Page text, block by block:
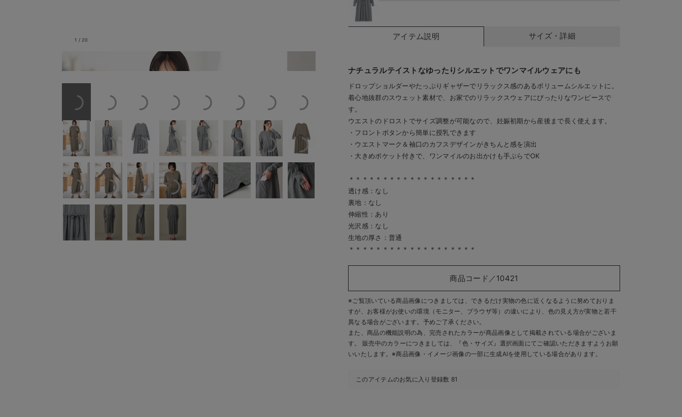
モカ／モデル身長：165cm／着用サイズ：フリー
1 / 20 アイテム説明 サイズ・詳細
ナチュラルテイストなゆったりシルエットでワンマイルウェアにも
ドロップショルダーやたっぷりギャザーでリラックス感のあるボリュームシルエットに。
着心地抜群のスウェット素材で、お家でのリラックスウェアにぴったりなワンピースで
す。
ウエストのドロストでサイズ調整が可能なので、妊娠初期から産後まで長く使えます。
・フロントボタンから簡単に授乳できます
・ウエストマーク＆袖口のカフスデザインがきちんと感を演出
・大きめポケット付きで、ワンマイルのお出かけも手ぶらでOK
＊＊＊＊＊＊＊＊＊＊＊＊＊＊＊＊＊＊＊
透け感：なし
裏地：なし
伸縮性：あり
光沢感：なし
生地の厚さ：普通
＊＊＊＊＊＊＊＊＊＊＊＊＊＊＊＊＊＊＊
商品コード／10421
※ご覧頂いている商品画像につきましては、できるだけ実物の色に近くなるように努めておりま
すが、 お客様がお使いの環境（モニター、ブラウザ等）の違いにより、色の見え方が実物と若干
異なる場合がございます。予めご了承ください。
また、商品の機能説明の為、完売されたカラーが商品画像として掲載されている場合がございま
す。 販売中のカラーにつきましては、『色・サイズ』選択画面にてご確認いただきますようお願
いいたします。 ※商品画像・イメージ画像の一部に生成AIを使用している場合があります。
このアイテムのお気に入り登録数 81